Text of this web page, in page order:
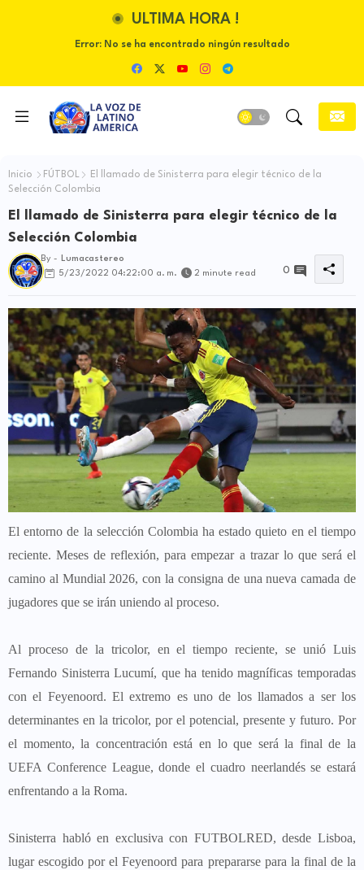
ULTIMA HORA !
Error:No se ha encontrado ningún resultado
Inicio FÚTBOL
El llamado de Sinisterra para elegir técnico de la
Selección Colombia
El llamado de Sinisterra para elegir técnico de la
Selección Colombia
By -
Lumacastereo
5/23/2022 04:22:00 a. m.
2 minute read 0
El entorno de la selección Colombia ha estado quieto en el tiempo
reciente. Meses de reflexión, para empezar a trazar lo que será el
camino al Mundial 2026, con la consigna de una nueva camada de
jugadores que se irán uniendo al proceso.
Al proceso de la tricolor, en el tiempo reciente, se unió Luis
Fernando Sinisterra Lucumí, que ha tenido magníficas temporadas
con el Feyenoord. El extremo es uno de los llamados a ser los
determinantes en la tricolor, por el potencial, presente y futuro. Por
el momento, la concentración está en lo que será la final de la
UEFA Conference League, donde el cuadro neerlandés se estará
enfrentando a la Roma.
Sinisterra habló en exclusiva con FUTBOLRED, desde Lisboa,
lugar escogido por el Feyenoord para prepararse para la final de la